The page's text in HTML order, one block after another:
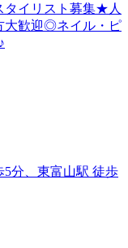
タイリスト募集★人
大歓迎◎ネイル・ピ
分、東富山駅 徒歩